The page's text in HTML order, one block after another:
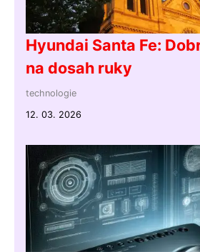
Hyundai Santa Fe:
na dosah ruky
technologie
12. 03. 2026